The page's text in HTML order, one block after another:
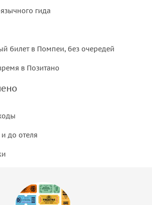
гида
билет в Помпеи, без очередей
в Позитано
до отеля